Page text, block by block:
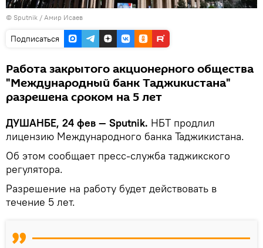
© Sputnik / Амир Исаев
Подписаться
Работа закрытого акционерного общества
"Международный банк Таджикистана"
разрешена сроком на 5 лет
ДУШАНБЕ, 24 фев — Sputnik. НБТ продлил
лицензию Международного банка Таджикистана.
Об этом сообщает пресс-служба таджикского
регулятора.
Разрешение на работу будет действовать в
течение 5 лет.